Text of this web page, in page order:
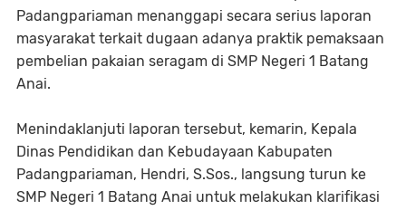
Padangpariaman menanggapi secara serius laporan
masyarakat terkait dugaan adanya praktik pemaksaan
pembelian pakaian seragam di SMP Negeri 1 Batang
Anai.
Menindaklanjuti laporan tersebut, kemarin, Kepala
Dinas Pendidikan dan Kebudayaan Kabupaten
Padangpariaman, Hendri, S.Sos., langsung turun ke
SMP Negeri 1 Batang Anai untuk melakukan klarifikasi